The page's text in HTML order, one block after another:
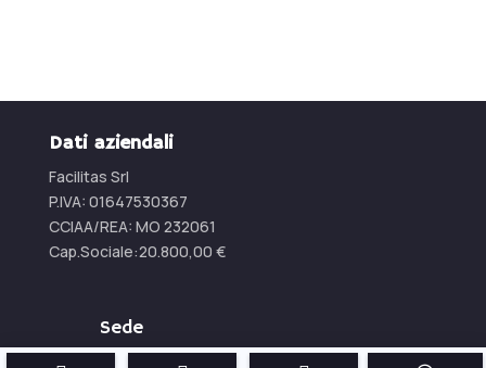
Dati aziendali
Facilitas Srl
P.IVA: 01647530367
CCIAA/REA: MO 232061
Cap.Sociale:20.800,00 €
Sede
Via Lazio 7 A/B/C 41051 Castelnuovo Rangone